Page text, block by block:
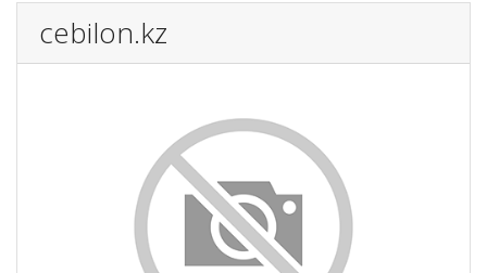
cebilon.kz